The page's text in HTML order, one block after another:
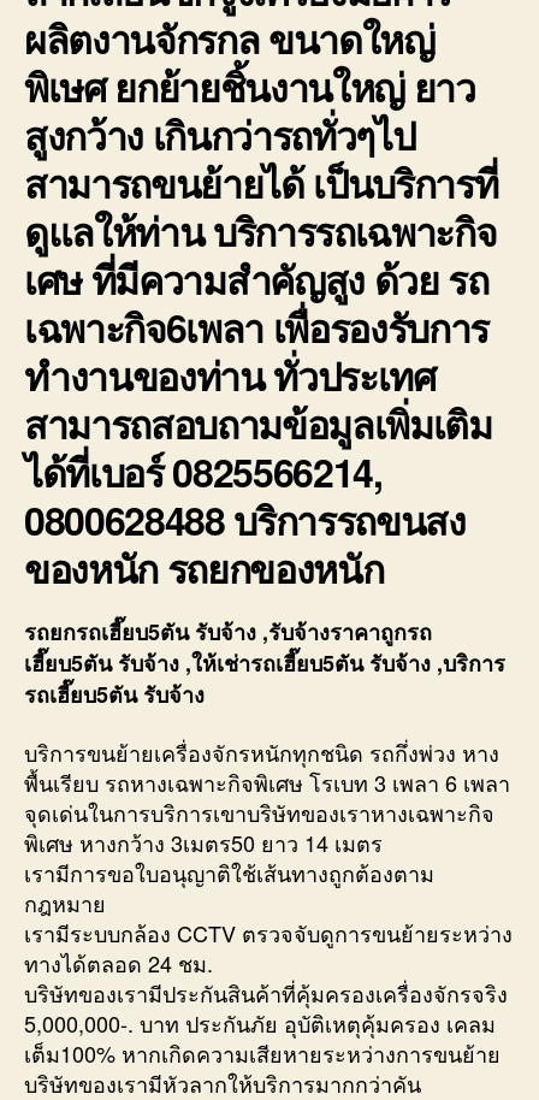
ผลิตงานจักรกล ขนาดใหญ่
พิเษศ ยกย้ายชิ้นงานใหญ่ ยาว
สูงกว้าง เกินกว่ารถทั่วๆไป
สามารถขนย้ายได้ เป็นบริการที่
ดูแลให้ท่าน บริการรถเฉพาะกิจ
เศษ ที่มีความสำคัญสูง ด้วย รถ
เฉพาะกิจ6เพลา เพื่อรองรับการ
ทำงานของท่าน ทั่วประเทศ
สามารถสอบถามข้อมูลเพิ่มเติม
ได้ที่เบอร์ 0825566214,
0800628488 บริการรถขนสง
ของหนัก รถยกของหนัก
รถยกรถเฮี๊ยบ5ตัน รับจ้าง ,รับจ้างราคาถูกรถ
เฮี๊ยบ5ตัน รับจ้าง ,ให้เช่ารถเฮี๊ยบ5ตัน รับจ้าง ,บริการ
รถเฮี๊ยบ5ตัน รับจ้าง
บริการขนย้ายเครื่องจักรหนักทุกชนิด รถกึ่งพ่วง หาง
พื้นเรียบ รถหางเฉพาะกิจพิเศษ โรเบท 3 เพลา 6 เพลา
จุดเด่นในการบริการเขาบริษัทของเราหางเฉพาะกิจ
พิเศษ หางกว้าง 3เมตร50 ยาว 14 เมตร
เรามีการขอใบอนุญาติใช้เส้นทางถูกต้องตาม
กฎหมาย
เรามีระบบกล้อง CCTV ตรวจจับดูการขนย้ายระหว่าง
ทางได้ตลอด 24 ชม.
บริษัทของเรามีประกันสินค้าที่คุ้มครองเครื่องจักรจริง
5,000,000-. บาท ประกันภัย อุบัติเหตุคุ้มครอง เคลม
เต็ม100% หากเกิดความเสียหายระหว่างการขนย้าย
บริษัทของเรามีหัวลากให้บริการมากกว่าคัน